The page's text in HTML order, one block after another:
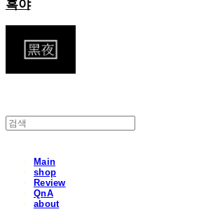
흑야
Main
shop
Review
QnA
about